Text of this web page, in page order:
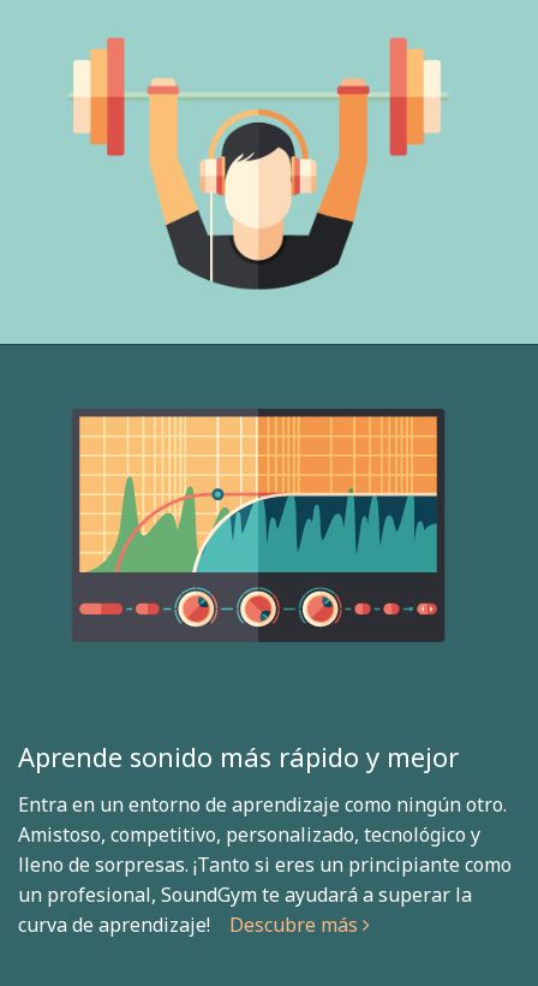
Aprende sonido más rápido y mejor
Entra en un entorno de aprendizaje como ningún otro.
Amistoso, competitivo, personalizado, tecnológico y
lleno de sorpresas. ¡Tanto si eres un principiante como
un profesional, SoundGym te ayudará a superar la
curva de aprendizaje! Descubre más